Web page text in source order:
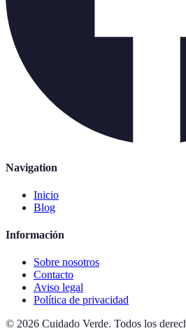
Navigation
Inicio
Blog
Información
Sobre nosotros
Contacto
Aviso legal
Política de privacidad
© 2026 Cuidado Verde. Todos los